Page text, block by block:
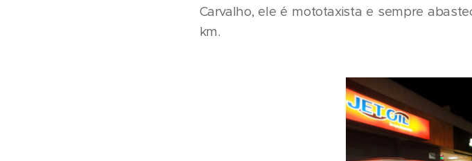
Carvalho, ele é mototaxista e sempre
km.